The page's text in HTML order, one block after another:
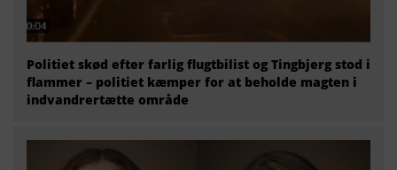
Politiet skød efter farlig flugtbilist og Tingbjerg stod i
flammer – politiet kæmper for at beholde magten i
indvandrertætte område